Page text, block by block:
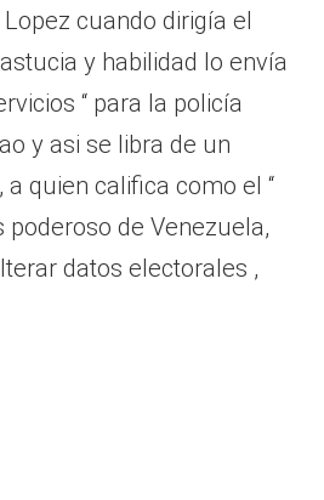
cuando dirigía el
y habilidad lo envía
“ para la policía
y asi se libra de un
quien califica como el “
poderoso de Venezuela,
datos electorales ,